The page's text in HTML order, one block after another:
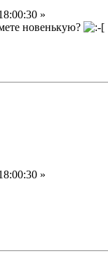
»
новенькую?
»